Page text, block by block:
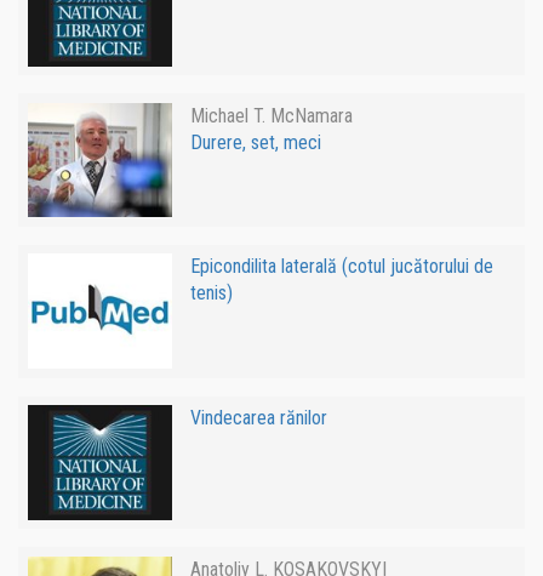
Michael T. McNamara
Durere, set, meci
Epicondilita laterală (cotul jucătorului de
tenis)
Vindecarea rănilor
Anatoliy L. KOSAKOVSKYI